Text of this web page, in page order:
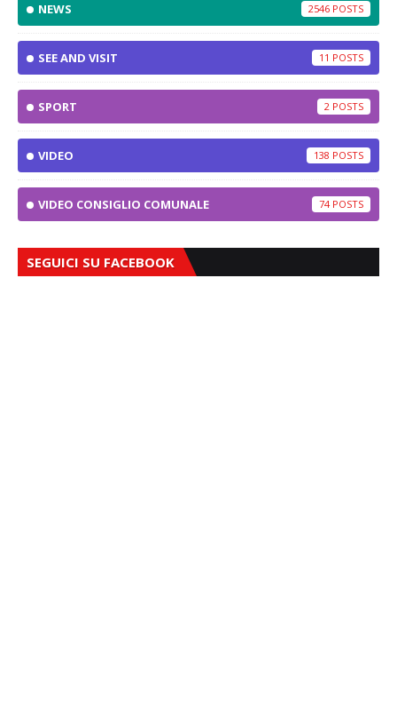
NEWS 2546
SEE AND VISIT 11
SPORT 2
VIDEO 138
VIDEO CONSIGLIO COMUNALE 74
SEGUICI SU FACEBOOK